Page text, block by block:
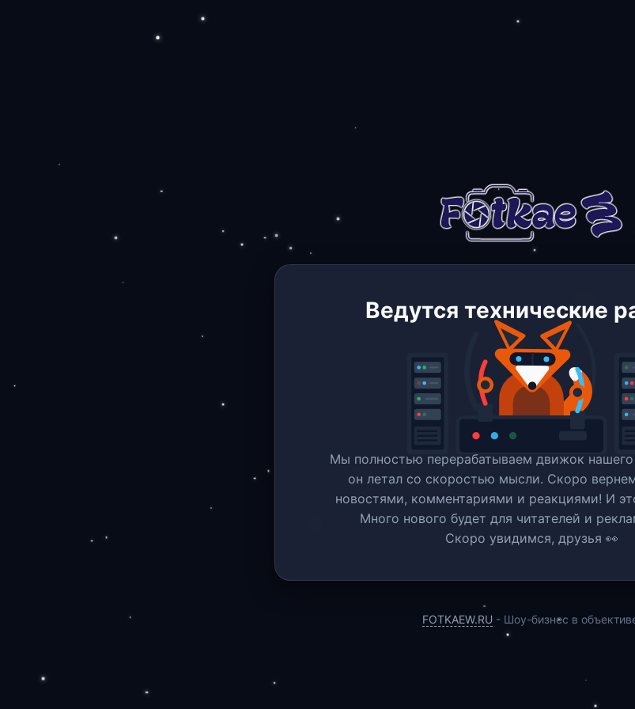
Ведутся технические
Мы полностью перерабатываем движок нашего
он летал со скоростью мысли. Скоро
новостями, комментариями и реакциями! И
Много нового будет для читателей и
Скоро увидимся, друзья 👀
FOTKAEW.RU - Шоу-бизнес в